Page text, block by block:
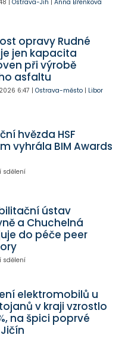
Ostrava-Jih Anna Břenková
opravy Rudné
jen kapacita
při výrobě
asfaltu
6:47 | Ostrava-město| Libor
hvězda HSF
vyhrála BIM Awards
sdělení
ústav
a Chuchelná
do péče peer
sdělení
elektromobilů u
v kraji vzrostlo
na špici poprvé